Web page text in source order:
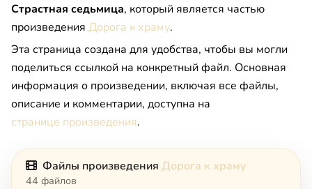
Страстная седьмица, который является частью
произведения Дорога к храму.
Эта страница создана для удобства, чтобы вы могли
поделиться ссылкой на конкретный файл. Основная
информация о произведении, включая все файлы,
описание и комментарии, доступна на
странице произведения.
Файлы произведения Дорога к храму
44 файлов